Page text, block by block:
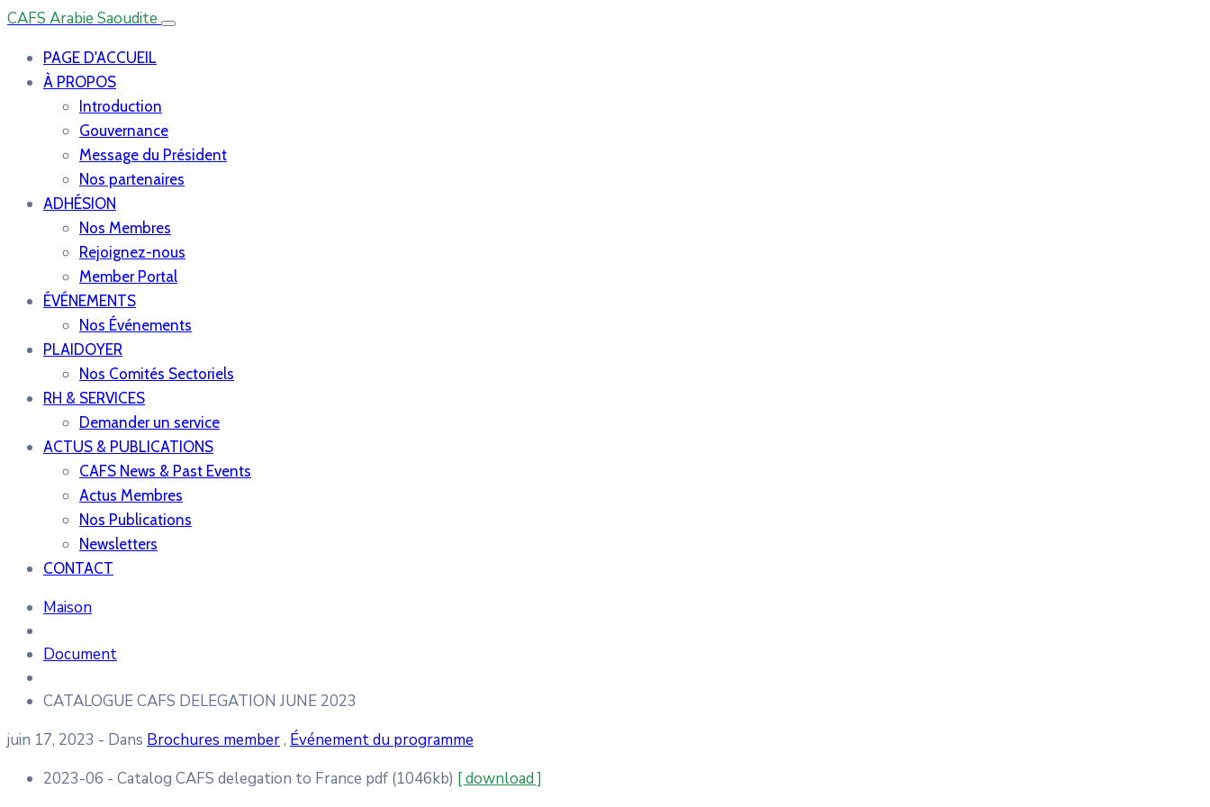
CAFS Arabie Saoudite
PAGE D'ACCUEIL
À PROPOS
Introduction
Gouvernance
Message du Président
Nos partenaires
ADHÉSION
Nos Membres
Rejoignez-nous
Member Portal
ÉVÉNEMENTS
Nos Événements
PLAIDOYER
Nos Comités Sectoriels
RH & SERVICES
Demander un service
ACTUS & PUBLICATIONS
CAFS News & Past Events
Actus Membres
Nos Publications
Newsletters
CONTACT
Maison
Document
CATALOGUE CAFS DELEGATION JUNE 2023
juin 17, 2023 - Dans Brochures member, Événement du programme
2023-06 - Catalog CAFS delegation to France pdf (1046kb) [ download ]